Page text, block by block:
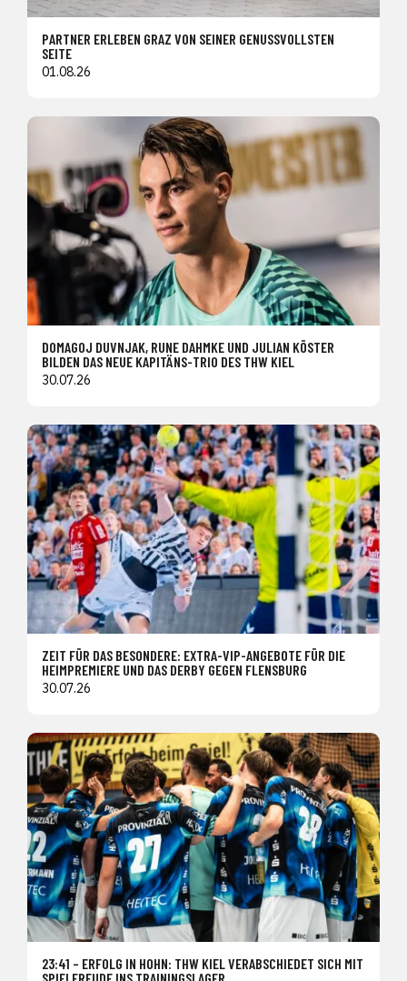
PARTNER ERLEBEN GRAZ VON SEINER GENUSSVOLLSTEN
SEITE
01.08.26
DOMAGOJ DUVNJAK, RUNE DAHMKE UND JULIAN KÖSTER
BILDEN DAS NEUE KAPITÄNS-TRIO DES THW KIEL
30.07.26
ZEIT FÜR DAS BESONDERE: EXTRA-VIP-ANGEBOTE FÜR DIE
HEIMPREMIERE UND DAS DERBY GEGEN FLENSBURG
30.07.26
23:41 – ERFOLG IN HOHN: THW KIEL VERABSCHIEDET SICH MIT
SPIELFREUDE INS TRAININGSLAGER